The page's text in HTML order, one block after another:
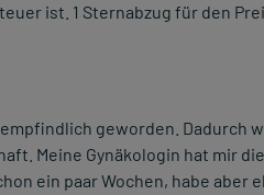
ist. 1 Sternabzug für den
geworden. Dadurch
Meine Gynäkologin hat mir
ein paar Wochen, habe aber